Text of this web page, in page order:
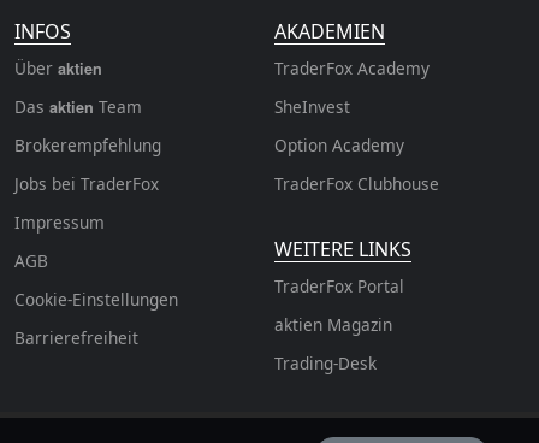
INFOS
Über aktien
Das aktien Team
Brokerempfehlung
Jobs bei TraderFox
Impressum
AGB
Cookie-Einstellungen
Barrierefreiheit
AKADEMIEN
TraderFox Academy
SheInvest
Option Academy
TraderFox Clubhouse
WEITERE LINKS
TraderFox Portal
aktien Magazin
Trading-Desk